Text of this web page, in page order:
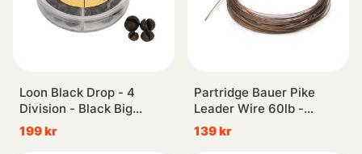
Loon Black Drop - 4
Division - Black Big
Water
199 kr
Partridge Bauer Pike
Leader Wire 60lb -
Brown
139 kr